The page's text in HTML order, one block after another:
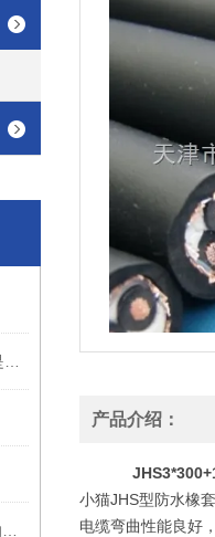
产品介绍：
小猫JHS型防水橡
电缆弯曲性能良好